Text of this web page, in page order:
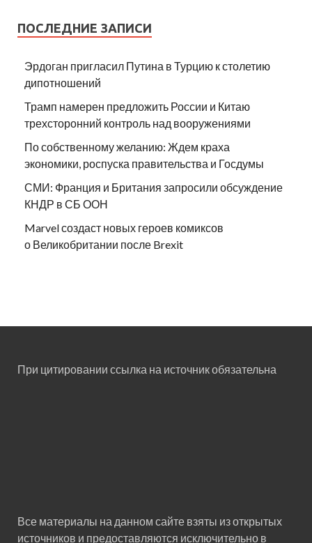
ПОСЛЕДНИЕ ЗАПИСИ
Эрдоган пригласил Путина в Турцию к столетию
дипотношений
Трамп намерен предложить России и Китаю
трехсторонний контроль над вооружениями
По собственному желанию: Ждем краха
экономики, роспуска правительства и Госдумы
СМИ: Франция и Британия запросили обсуждение
КНДР в СБ ООН
Marvel создаст новых героев комиксов
о Великобритании после Brexit
При цитировании ссылка на источник обязательна
Все материалы на данном сайте взяты из открытых
источников и предоставляются исключительно в